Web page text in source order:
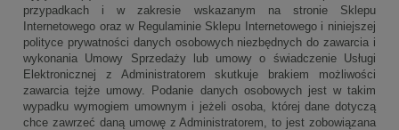
przypadkach i w zakresie wskazanym na stronie Sklepu
Internetowego oraz w Regulaminie Sklepu Internetowego i niniejszej
polityce prywatności danych osobowych niezbędnych do zawarcia i
wykonania Umowy Sprzedaży lub umowy o świadczenie Usługi
Elektronicznej z Administratorem skutkuje brakiem możliwości
zawarcia tejże umowy. Podanie danych osobowych jest w takim
wypadku wymogiem umownym i jeżeli osoba, której dane dotyczą
chce zawrzeć daną umowę z Administratorem, to jest zobowiązana